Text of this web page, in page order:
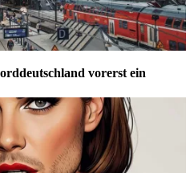
vorerst ein